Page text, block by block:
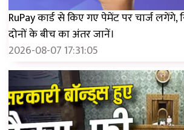
RuPay कार्ड से किए गए पेमेंट पर चार्ज लगेंगे,
दोनों के बीच का अंतर जानें।
2026-08-07 17:31:05